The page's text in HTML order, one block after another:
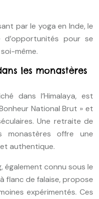
par le yoga en Inde, le
pour se
même.
les monastères
dans l’Himalaya, est
National Brut » et
Une retraite de
monastères offre une
authentique.
également connu sous le
flanc de falaise, propose
expérimentés. Ces